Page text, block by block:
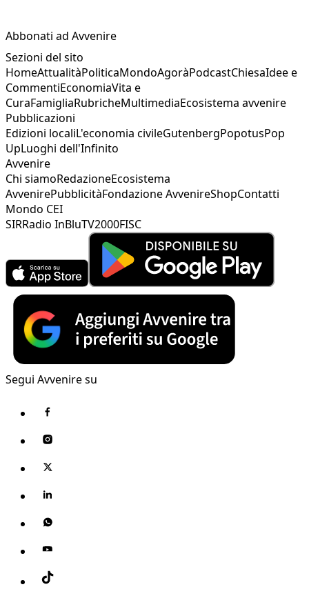
Abbonati ad Avvenire
Sezioni del sito
HomeAttualitàPoliticaMondoAgoràPodcastChiesaIdee e
CommentiEconomiaVita e
CuraFamigliaRubricheMultimediaEcosistema avvenire
Pubblicazioni
Edizioni localiL'economia civileGutenbergPopotusPop
UpLuoghi dell'Infinito
Avvenire
Chi siamoRedazioneEcosistema
AvvenirePubblicitàFondazione AvvenireShopContatti
Mondo CEI
SIRRadio InBluTV2000FISC
Segui Avvenire su